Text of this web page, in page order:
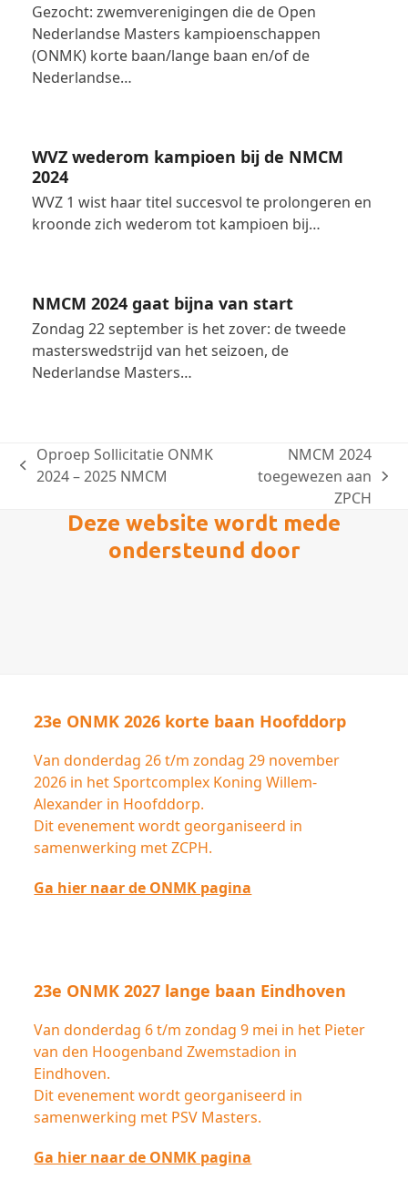
Gezocht: zwemverenigingen die de Open
Nederlandse Masters kampioenschappen
(ONMK) korte baan/lange baan en/of de
Nederlandse…
WVZ wederom kampioen bij de NMCM
2024
WVZ 1 wist haar titel succesvol te prolongeren en
kroonde zich wederom tot kampioen bij…
NMCM 2024 gaat bijna van start
Zondag 22 september is het zover: de tweede
masterswedstrijd van het seizoen, de
Nederlandse Masters…
previous
Oproep Sollicitatie ONMK
2024 – 2025 NMCM
next
NMCM 2024
toegewezen aan
ZPCH
Deze website wordt mede
ondersteund door
23e ONMK 2026 korte baan Hoofddorp
Van donderdag 26 t/m zondag 29 november
2026 in het Sportcomplex Koning Willem-
Alexander in Hoofddorp.
Dit evenement wordt georganiseerd in
samenwerking met ZCPH.
Ga hier naar de ONMK pagina
23e ONMK 2027 lange baan Eindhoven
Van donderdag 6 t/m zondag 9 mei in het Pieter
van den Hoogenband Zwemstadion in
Eindhoven.
Dit evenement wordt georganiseerd in
samenwerking met PSV Masters.
Ga hier naar de ONMK pagina